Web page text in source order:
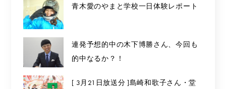
青木愛のやまと学校一日体験レポート
連発予想的中の木下博勝さん、今回も
的中なるか？！
[ 3月21日放送分 ]島崎和歌子さん・堂